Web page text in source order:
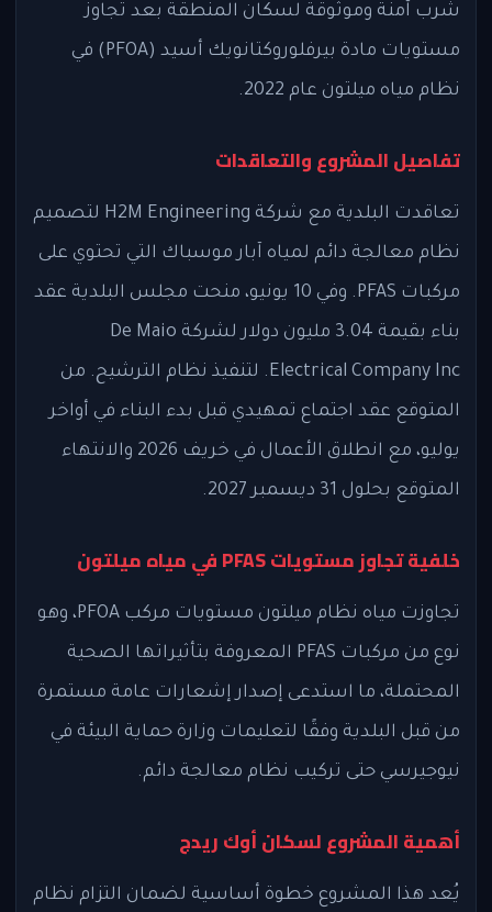
شرب آمنة وموثوقة لسكان المنطقة بعد تجاوز
مستويات مادة بيرفلوروكتانويك أسيد (PFOA) في
نظام مياه ميلتون عام 2022.
تفاصيل المشروع والتعاقدات
تعاقدت البلدية مع شركة H2M Engineering لتصميم
نظام معالجة دائم لمياه آبار موسباك التي تحتوي على
مركبات PFAS. وفي 10 يونيو، منحت مجلس البلدية عقد
بناء بقيمة 3.04 مليون دولار لشركة De Maio
Electrical Company Inc. لتنفيذ نظام الترشيح. من
المتوقع عقد اجتماع تمهيدي قبل بدء البناء في أواخر
يوليو، مع انطلاق الأعمال في خريف 2026 والانتهاء
المتوقع بحلول 31 ديسمبر 2027.
خلفية تجاوز مستويات PFAS في مياه ميلتون
تجاوزت مياه نظام ميلتون مستويات مركب PFOA، وهو
نوع من مركبات PFAS المعروفة بتأثيراتها الصحية
المحتملة، ما استدعى إصدار إشعارات عامة مستمرة
من قبل البلدية وفقًا لتعليمات وزارة حماية البيئة في
نيوجيرسي حتى تركيب نظام معالجة دائم.
أهمية المشروع لسكان أوك ريدج
يُعد هذا المشروع خطوة أساسية لضمان التزام نظام